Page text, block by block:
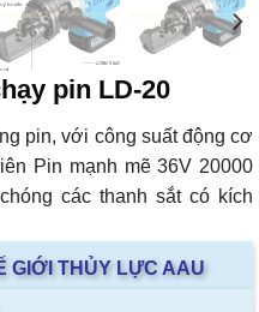
pin LD-20
pin, với công suất động cơ
Pin mạnh mẽ 36V 20000
các thanh sắt có kích
GIỚI THỦY LỰC AAU